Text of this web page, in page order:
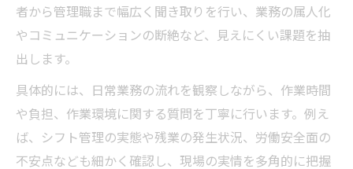
者から管理職まで幅広く聞き取りを行い、業務の属人化
やコミュニケーションの断絶など、見えにくい課題を抽
出します。
具体的には、日常業務の流れを観察しながら、作業時間
や負担、作業環境に関する質問を丁寧に行います。例え
ば、シフト管理の実態や残業の発生状況、労働安全面の
不安点なども細かく確認し、現場の実情を多角的に把握